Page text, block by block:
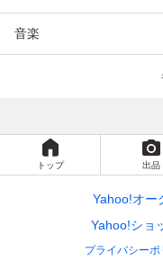
音楽
トップ 出品
Yahoo!オー
Yahoo!ショ
プライバシーポ